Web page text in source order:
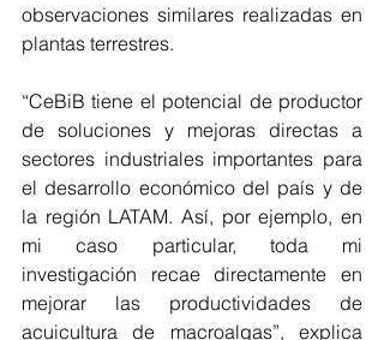
observaciones similares realizadas en
plantas terrestres.
“CeBiB tiene el potencial de productor
de soluciones y mejoras directas a
sectores industriales importantes para
el desarrollo económico del país y de
la región LATAM. Así, por ejemplo, en
mi caso particular, toda mi
investigación recae directamente en
mejorar las productividades de
acuicultura de macroalgas”, explica